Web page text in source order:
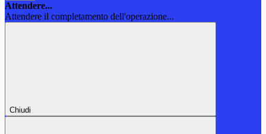
Attendere...
Attendere il completamento dell'operazione...
Chiudi